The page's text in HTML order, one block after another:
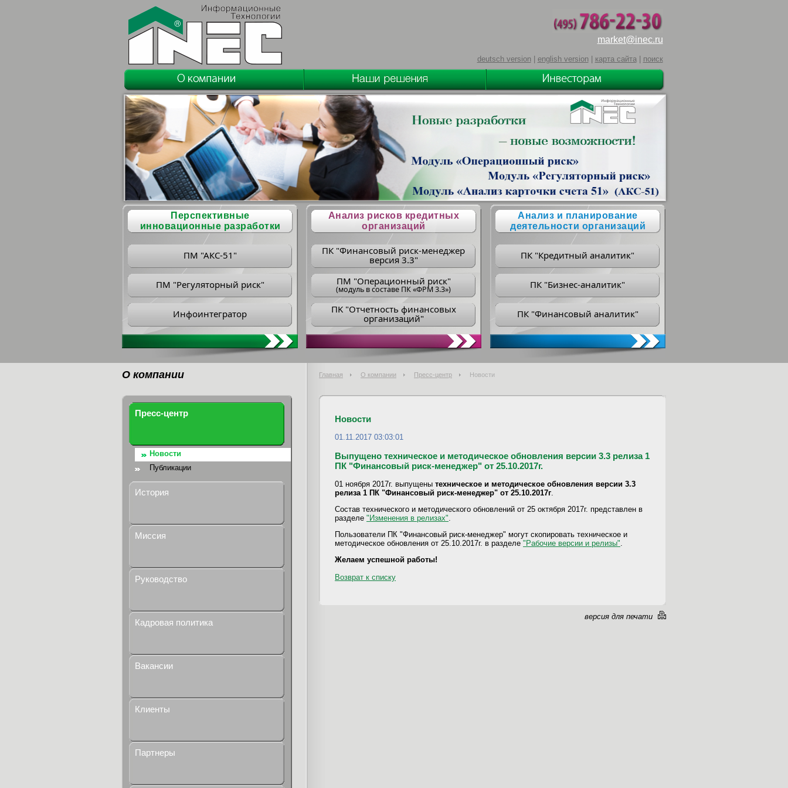
market@inec.ru
deutsch version| english version| карта сайта| поиск
Перспективные
инновационные разработки
ПМ "АКС-51"
ПМ "Регуляторный риск"
Инфоинтегратор
Анализ рисков кредитных
организаций
ПК "Финансовый риск-менеджер
версия 3.3"
ПM "Операционный риск"
(модуль в составе ПК «ФРМ 3.3»)
ПK "Отчетность финансовых
организаций"
Анализ и планирование
деятельности организаций
ПК "Кредитный аналитик"
ПК "Бизнес-аналитик"
ПК "Финансовый аналитик"
О компании Главная О компании Пресс-центр Новости
Пресс-центр
Новости
Публикации
История
Миссия
Руководство
Кадровая политика
Вакансии
Клиенты
Партнеры
Новости
01.11.2017 03:03:01
Выпущено техническое и методическое обновления версии 3.3 релиза 1
ПК "Финансовый риск-менеджер" от 25.10.2017г.
01 ноября 2017г. выпущены техническое и методическое обновления версии 3.3
релиза 1 ПК "Финансовый риск-менеджер" от 25.10.2017г
Состав технического и методического обновлений от 25 октября 2017г. представлен в
разделе "Изменения в релизах"
Пользователи ПК "Финансовый риск-менеджер" могут скопировать техническое и
методическое обновления от 25.10.2017г. в разделе "Рабочие версии и релизы"
Желаем успешной работы!
Возврат к списку
версия для печати